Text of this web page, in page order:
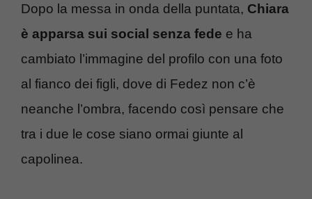
Dopo la messa in onda della puntata, Chiara
è apparsa sui social senza fede e ha
cambiato l’immagine del profilo con una foto
al fianco dei figli, dove di Fedez non c’è
neanche l’ombra, facendo così pensare che
tra i due le cose siano ormai giunte al
capolinea.